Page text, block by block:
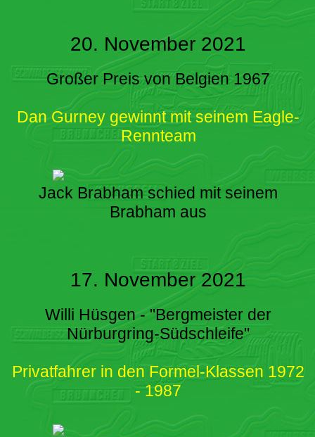
20. November 2021
Großer Preis von Belgien 1967
Dan Gurney gewinnt mit seinem Eagle-
Rennteam
Jack Brabham schied mit seinem
Brabham aus
17. November 2021
Willi Hüsgen - "Bergmeister der
Nürburgring-Südschleife"
Privatfahrer in den Formel-Klassen 1972
- 1987